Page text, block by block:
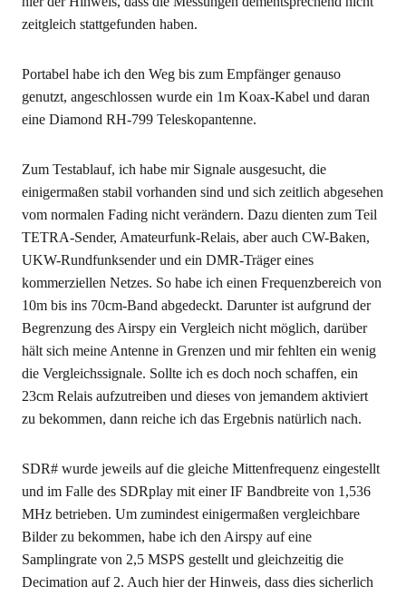
zeitgleich stattgefunden haben.
Portabel habe ich den Weg bis zum Empfänger genauso
genutzt, angeschlossen wurde ein 1m Koax-Kabel und daran
eine Diamond RH-799 Teleskopantenne.
Zum Testablauf, ich habe mir Signale ausgesucht, die
einigermaßen stabil vorhanden sind und sich zeitlich abgesehen
vom normalen Fading nicht verändern. Dazu dienten zum Teil
TETRA-Sender, Amateurfunk-Relais, aber auch CW-Baken,
UKW-Rundfunksender und ein DMR-Träger eines
kommerziellen Netzes. So habe ich einen Frequenzbereich von
10m bis ins 70cm-Band abgedeckt. Darunter ist aufgrund der
Begrenzung des Airspy ein Vergleich nicht möglich, darüber
hält sich meine Antenne in Grenzen und mir fehlten ein wenig
die Vergleichssignale. Sollte ich es doch noch schaffen, ein
23cm Relais aufzutreiben und dieses von jemandem aktiviert
zu bekommen, dann reiche ich das Ergebnis natürlich nach.
SDR# wurde jeweils auf die gleiche Mittenfrequenz eingestellt
und im Falle des SDRplay mit einer IF Bandbreite von 1,536
MHz betrieben. Um zumindest einigermaßen vergleichbare
Bilder zu bekommen, habe ich den Airspy auf eine
Samplingrate von 2,5 MSPS gestellt und gleichzeitig die
Decimation auf 2. Auch hier der Hinweis, dass dies sicherlich